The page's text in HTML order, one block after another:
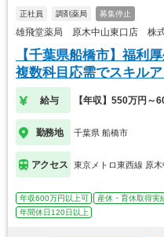
正社員 調剤薬局 募集停止
雄飛堂薬局 原木中山東口店 株式
【千葉県船橋市】福利
複数科目応需でスキル
給与 【年収】550万円～
勤務地 千葉県 船橋市
アクセス 東京メトロ東西線 原木
年収600万円以上可 産休・育休取得実
年間休日120日以上